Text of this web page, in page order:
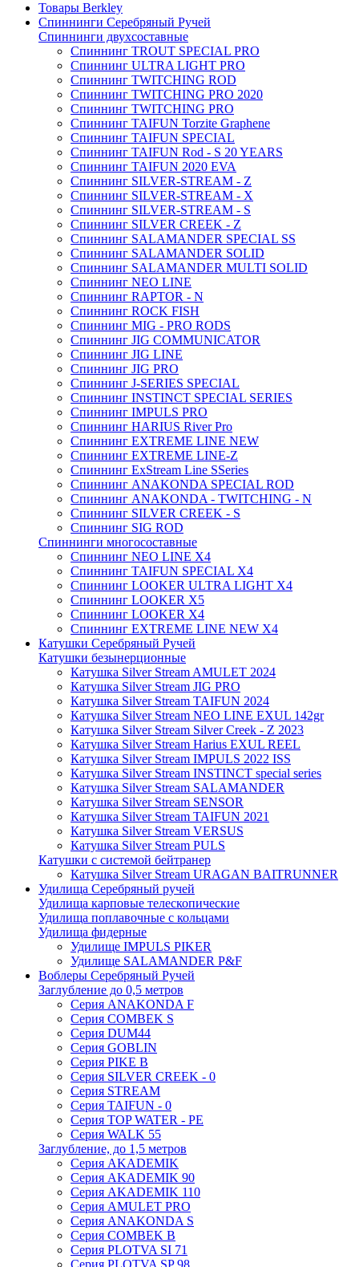
Товары Berkley
Спиннинги Серебряный Ручей
Спиннинги двухсоставные
Спиннинг TROUT SPECIAL PRO
Спиннинг ULTRA LIGHT PRO
Спиннинг TWITCHING ROD
Спиннинг TWITCHING PRO 2020
Спиннинг TWITCHING PRO
Спиннинг TAIFUN Torzite Graphene
Спиннинг TAIFUN SPECIAL
Спиннинг TAIFUN Rod - S 20 YEARS
Спиннинг TAIFUN 2020 EVA
Спиннинг SILVER-STREAM - Z
Спиннинг SILVER-STREAM - X
Спиннинг SILVER-STREAM - S
Спиннинг SILVER CREEK - Z
Спиннинг SALAMANDER SPECIAL SS
Спиннинг SALAMANDER SOLID
Спиннинг SALAMANDER MULTI SOLID
Спиннинг NEO LINE
Спиннинг RAPTOR - N
Спиннинг ROCK FISH
Спиннинг MIG - PRO RODS
Спиннинг JIG COMMUNICATOR
Спиннинг JIG LINE
Спиннинг JIG PRO
Спиннинг J-SERIES SPECIAL
Спиннинг INSTINCT SPECIAL SERIES
Спиннинг IMPULS PRO
Спиннинг HARIUS River Pro
Спиннинг EXTREME LINE NEW
Спиннинг EXTREME LINE-Z
Спиннинг ExStream Line SSeries
Спиннинг ANAKONDA SPECIAL ROD
Спиннинг ANAKONDA - TWITCHING - N
Спиннинг SILVER CREEK - S
Спиннинг SIG ROD
Спиннинги многосоставные
Спиннинг NEO LINE X4
Спиннинг TAIFUN SPECIAL X4
Спиннинг LOOKER ULTRA LIGHT X4
Спиннинг LOOKER X5
Спиннинг LOOKER X4
Спиннинг EXTREME LINE NEW X4
Катушки Серебряный Ручей
Катушки безынерционные
Катушка Silver Stream AMULET 2024
Катушка Silver Stream JIG PRO
Катушка Silver Stream TAIFUN 2024
Катушка Silver Stream NEO LINE EXUL 142gr
Катушка Silver Stream Silver Creek - Z 2023
Катушка Silver Stream Harius EXUL REEL
Катушка Silver Stream IMPULS 2022 ISS
Катушка Silver Stream INSTINCT special series
Катушка Silver Stream SALAMANDER
Катушка Silver Stream SENSOR
Катушка Silver Stream TAIFUN 2021
Катушка Silver Stream VERSUS
Катушка Silver Stream PULS
Катушки с системой бейтранер
Катушка Silver Stream URAGAN BAITRUNNER
Удилища Серебряный ручей
Удилища карповые телескопические
Удилища поплавочные с кольцами
Удилища фидерные
Удилище IMPULS PIKER
Удилище SALAMANDER P&F
Воблеры Серебряный Ручей
Заглубление до 0,5 метров
Серия ANAKONDA F
Серия COMBEK S
Серия DUM44
Серия GOBLIN
Серия PIKE B
Серия SILVER CREEK - 0
Серия STREAM
Серия TAIFUN - 0
Серия TOP WATER - PE
Серия WALK 55
Заглубление, до 1,5 метров
Серия AKADEMIK
Серия AKADEMIK 90
Серия AKADEMIK 110
Серия AMULET PRO
Серия ANAKONDA S
Серия COMBEK B
Серия PLOTVA SI 71
Серия PLOTVA SP 98